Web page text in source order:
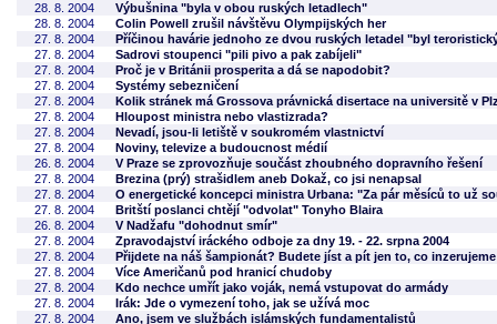
28. 8. 2004
Výbušnina "byla v obou ruských letadlech"
28. 8. 2004
Colin Powell zrušil návštěvu Olympijských her
27. 8. 2004
Příčinou havárie jednoho ze dvou ruských letadel "byl
27. 8. 2004
Sadrovi stoupenci "pili pivo a pak zabíjeli"
27. 8. 2004
Proč je v Británii prosperita a dá se napodobit?
27. 8. 2004
Systémy sebezničení
27. 8. 2004
Kolik stránek má Grossova právnická disertace na universitě v
27. 8. 2004
Hloupost ministra nebo vlastizrada?
27. 8. 2004
Nevadí, jsou-li letiště v soukromém vlastnictví
27. 8. 2004
Noviny, televize a budoucnost médií
26. 8. 2004
V Praze se zprovozňuje součást zhoubného dopravního řešení
27. 8. 2004
Brezina (prý) strašidlem aneb Dokaž, co jsi nenapsal
27. 8. 2004
O energetické koncepci ministra Urbana: "Za pár měsíců to už
27. 8. 2004
Britští poslanci chtějí "odvolat" Tonyho Blaira
26. 8. 2004
V Nadžafu "dohodnut smír"
27. 8. 2004
Zpravodajství iráckého odboje za dny 19. - 22. srpna 2004
27. 8. 2004
Přijdete na náš šampionát? Budete jíst a pít jen to, co
27. 8. 2004
Více Američanů pod hranicí chudoby
27. 8. 2004
Kdo nechce umřít jako voják, nemá vstupovat do armády
27. 8. 2004
Irák: Jde o vymezení toho, jak se užívá moc
27. 8. 2004
Ano, jsem ve službách islámských fundamentalistů